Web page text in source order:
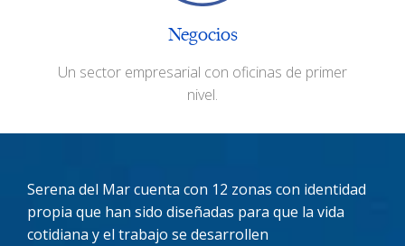
Negocios
Un sector empresarial con oficinas de primer
nivel.
Serena del Mar cuenta con 12 zonas con identidad
propia que han sido diseñadas para que la vida
cotidiana y el trabajo se desarrollen